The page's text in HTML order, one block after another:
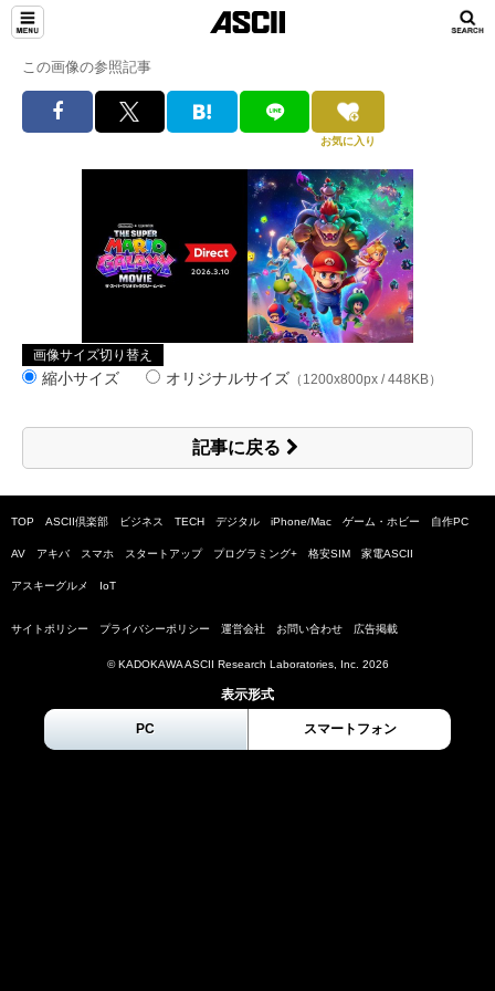
この画像の参照記事
お気に入り
画像サイズ切り替え
縮小サイズ オリジナルサイズ （1200x800px / 448KB）
記事に戻る
TOP ASCII倶楽部 ビジネス TECH デジタル iPhone/Mac ゲーム・ホビー 自作PC
AV アキバ スマホ スタートアップ プログラミング+ 格安SIM 家電ASCII
アスキーグルメ IoT
サイトポリシー プライバシーポリシー 運営会社 お問い合わせ 広告掲載
© KADOKAWA ASCII Research Laboratories, Inc. 2026
表示形式
PC スマートフォン